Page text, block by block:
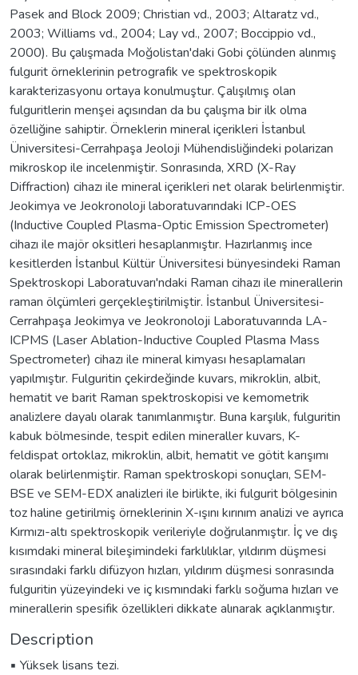
Pasek and Block 2009; Christian vd., 2003; Altaratz vd.,
2003; Williams vd., 2004; Lay vd., 2007; Boccippio vd.,
2000). Bu çalışmada Moğolistan'daki Gobi çölünden alınmış
fulgurit örneklerinin petrografik ve spektroskopik
karakterizasyonu ortaya konulmuştur. Çalışılmış olan
fulguritlerin menşei açısından da bu çalışma bir ilk olma
özelliğine sahiptir. Örneklerin mineral içerikleri İstanbul
Üniversitesi-Cerrahpaşa Jeoloji Mühendisliğindeki polarizan
mikroskop ile incelenmiştir. Sonrasında, XRD (X-Ray
Diffraction) cihazı ile mineral içerikleri net olarak belirlenmiştir.
Jeokimya ve Jeokronoloji laboratuvarındaki ICP-OES
(Inductive Coupled Plasma-Optic Emission Spectrometer)
cihazı ile majör oksitleri hesaplanmıştır. Hazırlanmış ince
kesitlerden İstanbul Kültür Üniversitesi bünyesindeki Raman
Spektroskopi Laboratuvarı'ndaki Raman cihazı ile minerallerin
raman ölçümleri gerçekleştirilmiştir. İstanbul Üniversitesi-
Cerrahpaşa Jeokimya ve Jeokronoloji Laboratuvarında LA-
ICPMS (Laser Ablation-Inductive Coupled Plasma Mass
Spectrometer) cihazı ile mineral kimyası hesaplamaları
yapılmıştır. Fulguritin çekirdeğinde kuvars, mikroklin, albit,
hematit ve barit Raman spektroskopisi ve kemometrik
analizlere dayalı olarak tanımlanmıştır. Buna karşılık, fulguritin
kabuk bölmesinde, tespit edilen mineraller kuvars, K-
feldispat ortoklaz, mikroklin, albit, hematit ve götit karışımı
olarak belirlenmiştir. Raman spektroskopi sonuçları, SEM-
BSE ve SEM-EDX analizleri ile birlikte, iki fulgurit bölgesinin
toz haline getirilmiş örneklerinin X-ışını kırınım analizi ve ayrıca
Kırmızı-altı spektroskopik verileriyle doğrulanmıştır. İç ve dış
kısımdaki mineral bileşimindeki farklılıklar, yıldırım düşmesi
sırasındaki farklı difüzyon hızları, yıldırım düşmesi sonrasında
fulguritin yüzeyindeki ve iç kısmındaki farklı soğuma hızları ve
minerallerin spesifik özellikleri dikkate alınarak açıklanmıştır.
Description
▪ Yüksek lisans tezi.